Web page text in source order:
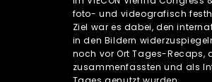
foto- und videografisch
Ziel war es dabei, den
in den Bildern
noch vor Ort Tages-Recaps,
zusammenfassten und als